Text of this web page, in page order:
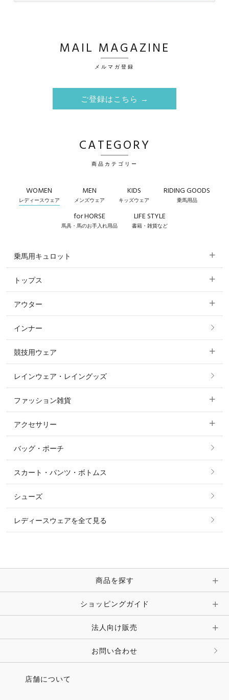
MAIL MAGAZINE
メルマガ登録
ご登録はこちら →
CATEGORY
商品カテゴリー
WOMEN
レディースウェア
MEN
メンズウェア
KIDS
キッズウェア
RIDING GOODS
乗馬用品
for HORSE
馬具・馬のお手入れ用品
LIFE STYLE
書籍・雑貨など
乗馬用キュロット
すべてのキュロット
フルグリップ・尻革 キュロット
ニーグリップ・膝革 キュロット
トップス
すべてのトップス
ポロシャツ
カットソー・Tシャツ・タンクトップ
ニット・セーター
シャツ・ブラウス・ワンピース
アウター
すべてのアウター
コート
ジャケット・ブルゾン
インナー
競技用ウェア
すべての競技用ウェア
ショージャケット
ショーシャツ
レインウェア・レイングッズ
ファッション雑貨
すべてのファッション雑貨
ソックス
ベルト
時計・財布・キーケース・革小物
キーホルダー・チャーム・ストラップ
アクセサリー
すべてのアクセサリー
リング
ピアス・イヤリング
ピン・ブローチ・コサージュ
その他 アクセサリー
バッグ・ポーチ
スカート・パンツ・ボトムス
シューズ
レディースウェアを全て見る
商品を探す
ショッピングガイド
法人向け販売
お問い合わせ
店舗について